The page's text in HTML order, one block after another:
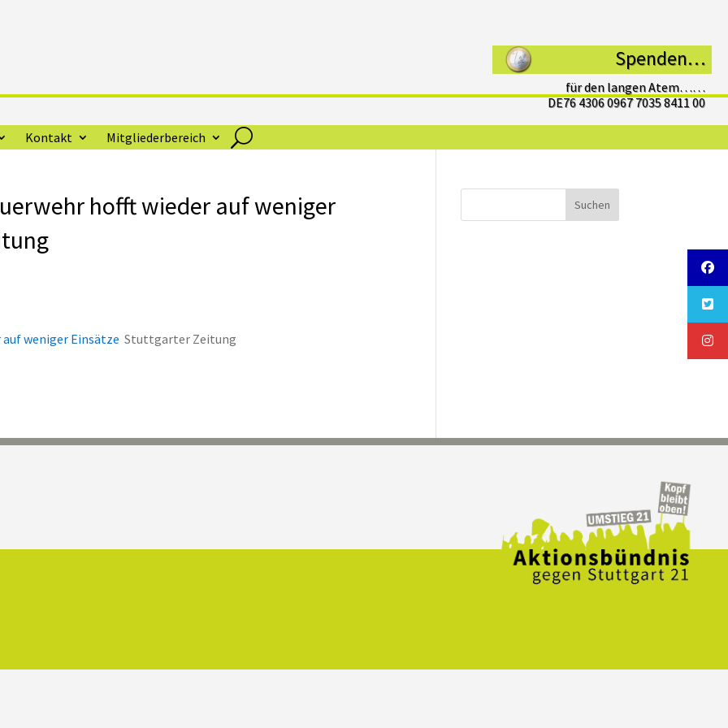
Spenden…
für den langen Atem……
DE76 4306 0967 7035 8411 00
Kontakt Mitgliederbereich
hofft wieder auf weniger
weniger Einsätze Stuttgarter Zeitung
Suchen